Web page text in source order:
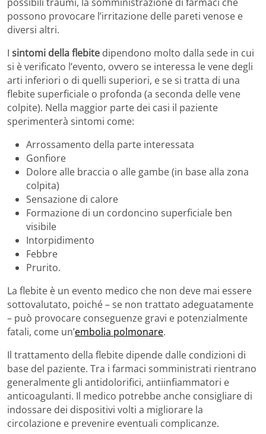
possono provocare l’irritazione delle pareti venose e
diversi altri.
I sintomi della flebite dipendono molto dalla sede in cui
si è verificato l’evento, ovvero se interessa le vene degli
arti inferiori o di quelli superiori, e se si tratta di una
flebite superficiale o profonda (a seconda delle vene
colpite). Nella maggior parte dei casi il paziente
sperimenterà sintomi come:
Arrossamento della parte interessata
Gonfiore
Dolore alle braccia o alle gambe (in base alla zona
colpita)
Sensazione di calore
Formazione di un cordoncino superficiale ben
visibile
Intorpidimento
Febbre
Prurito.
La flebite è un evento medico che non deve mai essere
sottovalutato, poiché – se non trattato adeguatamente
– può provocare conseguenze gravi e potenzialmente
fatali, come un’embolia polmonare.
Il trattamento della flebite dipende dalle condizioni di
base del paziente. Tra i farmaci somministrati rientrano
generalmente gli antidolorifici, antiinfiammatori e
anticoagulanti. Il medico potrebbe anche consigliare di
indossare dei dispositivi volti a migliorare la
circolazione e prevenire eventuali complicanze.